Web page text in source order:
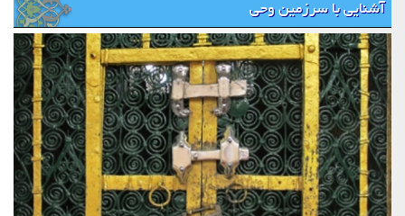
آشنایی با سرزمین وحی